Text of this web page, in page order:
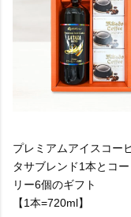
プレミアムアイスコー
タサブレンド1本とコ
リー6個のギフト
【1本=720ml】